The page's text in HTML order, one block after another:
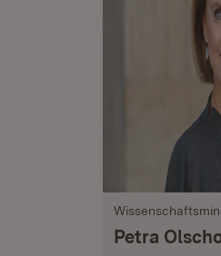
Petra